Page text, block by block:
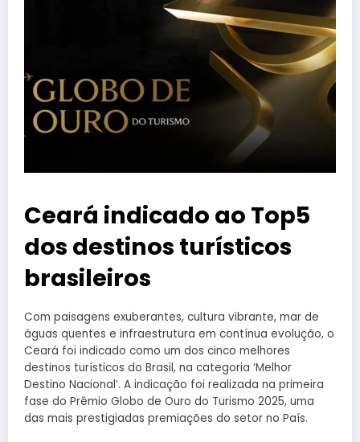
Ceará indicado ao Top5
dos destinos turísticos
brasileiros
Com paisagens exuberantes, cultura vibrante, mar de
águas quentes e infraestrutura em contínua evolução, o
Ceará foi indicado como um dos cinco melhores
destinos turísticos do Brasil, na categoria ‘Melhor
Destino Nacional’. A indicação foi realizada na primeira
fase do Prêmio Globo de Ouro do Turismo 2025, uma
das mais prestigiadas premiações do setor no País.